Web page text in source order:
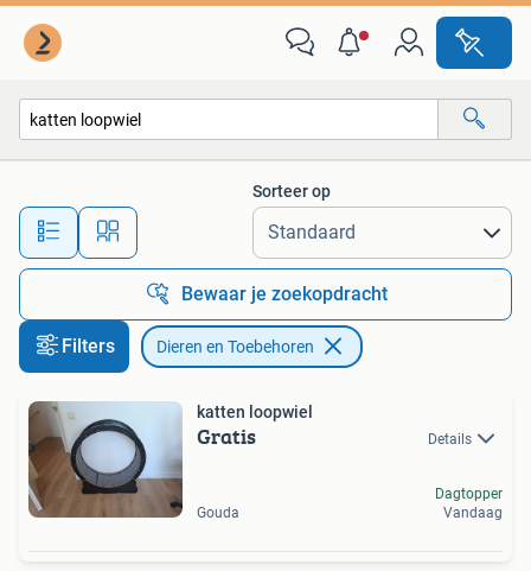
Alle afstanden…
Sorteer op
Bewaar je zoekopdracht
Filters Dieren en Toebehoren
katten loopwiel
Gratis Details
Gouda
Dagtopper
Vandaag